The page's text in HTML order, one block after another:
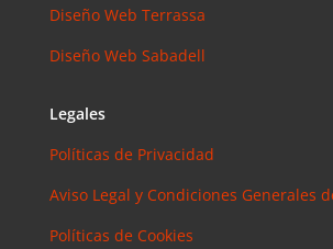
Diseño Web Terrassa
Diseño Web Sabadell
Legales
Políticas de Privacidad
Aviso Legal y Condiciones Generales
Políticas de Cookies